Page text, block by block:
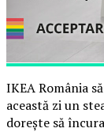
IKEA România
această zi un
dorește să